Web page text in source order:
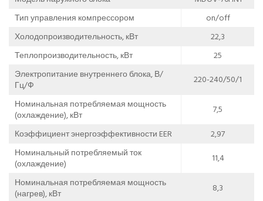
Тип управления компрессором
on/off
Холодопроизводительность, кВт
22,3
Теплопроизводительность, кВт
25
Электропитание внутреннего блока, В/
Гц/Ф
220-240/50/1
Номинальная потребляемая мощность
(охлаждение), кВт
7,5
Коэффициент энергоэффективности EER
2,97
Номинальный потребляемый ток
(охлаждение)
11,4
Номинальная потребляемая мощность
(нагрев), кВт
8,3